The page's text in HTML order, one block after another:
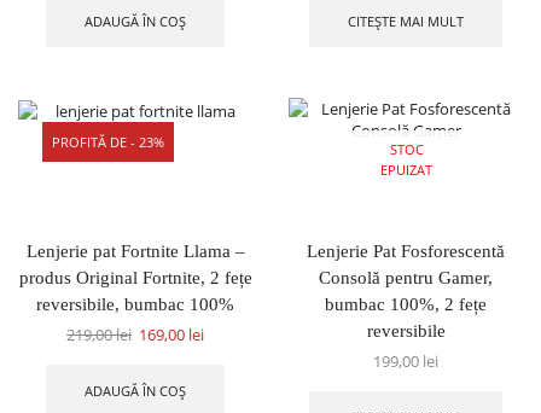
ADAUGĂ ÎN COȘ CITEȘTE MAI MULT
PROFITĂ DE - 23%
Lenjerie pat Fortnite Llama –
produs Original Fortnite, 2 fețe
reversibile, bumbac 100%
219,00lei 169,00 lei
ADAUGĂ ÎN COȘ
STOC
EPUIZAT
Lenjerie Pat Fosforescentă
Consolă pentru Gamer,
bumbac 100%, 2 fețe
reversibile
199,00 lei